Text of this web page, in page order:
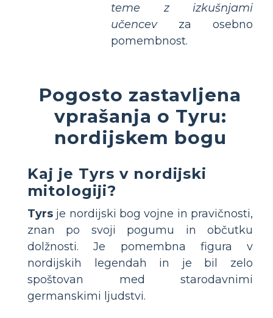
teme z izkušnjami
učencevza osebno
pomembnost.
Pogosto zastavljena
vprašanja o Tyru:
nordijskem bogu
Kaj je Tyrs v nordijski
mitologiji?
Tyrs je nordijski bog vojne in pravičnosti,
znan po svoji pogumu in občutku
dolžnosti. Je pomembna figura v
nordijskih legendah in je bil zelo
spoštovan med starodavnimi
germanskimi ljudstvi.